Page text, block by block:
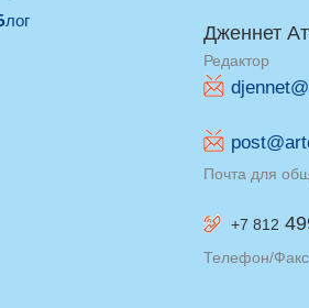
Блог
Дженнет
Редактор
Почта для
+7 812
Телефон/Факс